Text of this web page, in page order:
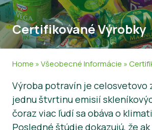
Informácie pre výrobcov
V-Label Webinars
Resources
Získajte certifikát V-Label
Sektory
Všeobecné Informácie
Nepotravinové Výrobky
FAQ
Certifikované Výrobky
O nás
Kontaktujte nás
Získajte certifikát V-Label
Certifikované Výrobky
Home »Všeobecné Informácie »
Výroba potravín je celosvetovo
jednu štvrtinu emisií
čoraz viac ľudí sa obáva o
Posledné štúdie dokazujú, že